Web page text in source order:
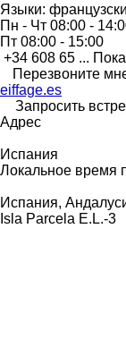
Языки:
Пн - Чт 08:00 -
Пт 08:00 - 15:00
+34 608 65 ...
Перезвоните
eiffage.es
Запросить
Адрес
Испания
Локальное время
Испания,
Isla Parcela E.L.-3